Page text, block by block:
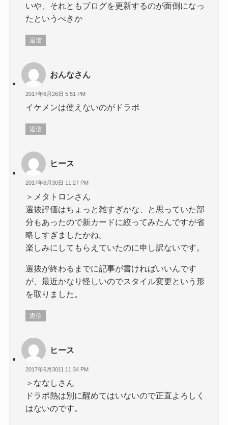
いや、それともブログを更新するのが面倒になっ
たというべきか
返信
おんなさん
2017年6月26日 5:51 PM
イケメンは使えないのがドラポ
返信
ヒース
2017年6月30日 11:27 PM
＞メタトロンさん
選抜評価はちょっと雑すぎかな、と思っていた部
分もあったので新カードに絞ってみたんですが省
略しすぎましたかね。
楽しみにしてもらえていたのに申し訳ないです。
選抜が終わるまでに記事が書ければいいんです
が、最近かなり怪しいのでスタイル変更という形
を取りました。
返信
ヒース
2017年6月30日 11:34 PM
＞ななしさん
ドラポ熱は別に醒めてはいないので正直よろしく
はないのです。